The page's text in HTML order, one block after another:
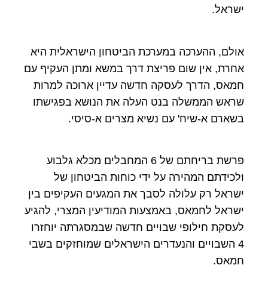
ישראל.
אולם, ההערכה במערכת הביטחון הישראלית היא
אחרת, אין שום פריצת דרך במשא ומתן העקיף עם
חמאס, הדרך לעסקה חדשה עדיין ארוכה למרות
שראש הממשלה בנט העלה את הנושא בפגישתו
בשארם א-שיח' עם נשיא מצרים א-סיסי.
פרשת בריחתם של 6 המחבלים מכלא גלבוע
ולכידתם המהירה על ידי כוחות הביטחון של
ישראל רק עלולה לסבך את המגעים העקיפים בין
ישראל לחמאס, באמצעות המודיעין המצרי, להגיע
לעסקת חילופי שבויים חדשה שבמסגרתה יוחזרו
4 השבויים והנעדרים הישראלים שמוחזקים בשבי
חמאס.